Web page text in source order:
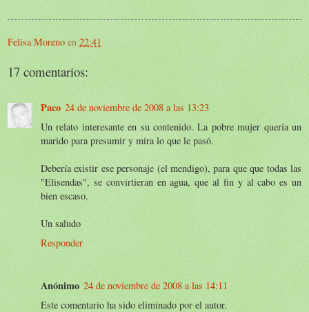
Felisa Moreno en 22:41
17 comentarios:
Paco 24 de noviembre de 2008 a las 13:23
Un relato interesante en su contenido. La pobre mujer quería un
marido para presumir y mira lo que le pasó.
Debería existir ese personaje (el mendigo), para que que todas las
"Elisendas", se convirtieran en agua, que al fin y al cabo es un
bien escaso.
Un saludo
Responder
Anónimo 24 de noviembre de 2008 a las 14:11
Este comentario ha sido eliminado por el autor.